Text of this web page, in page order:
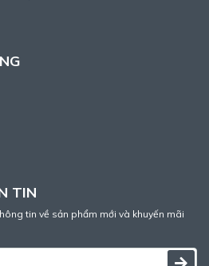
TIN
tin về sản phẩm mới và khuyến mãi